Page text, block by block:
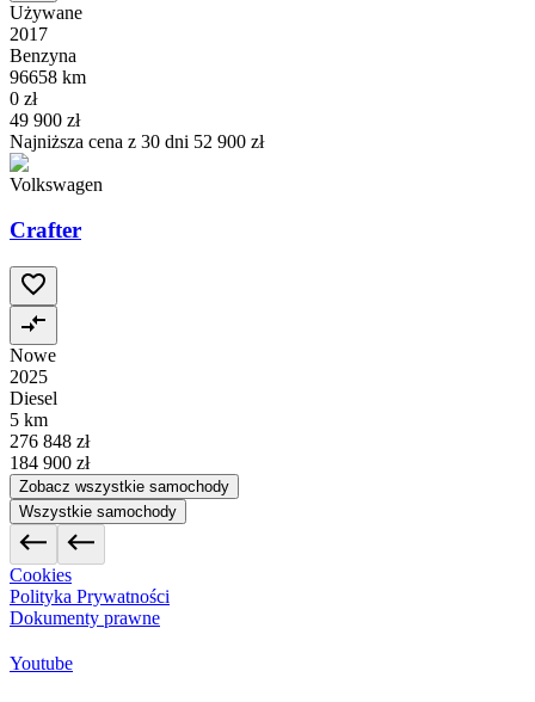
Używane
2017
Benzyna
96658 km
0 zł
49 900 zł
Najniższa cena z 30 dni 52 900 zł
Volkswagen
Crafter
Nowe
2025
Diesel
5 km
276 848 zł
184 900 zł
Zobacz wszystkie samochody
Wszystkie samochody
Cookies
Polityka Prywatności
Dokumenty prawne
Youtube